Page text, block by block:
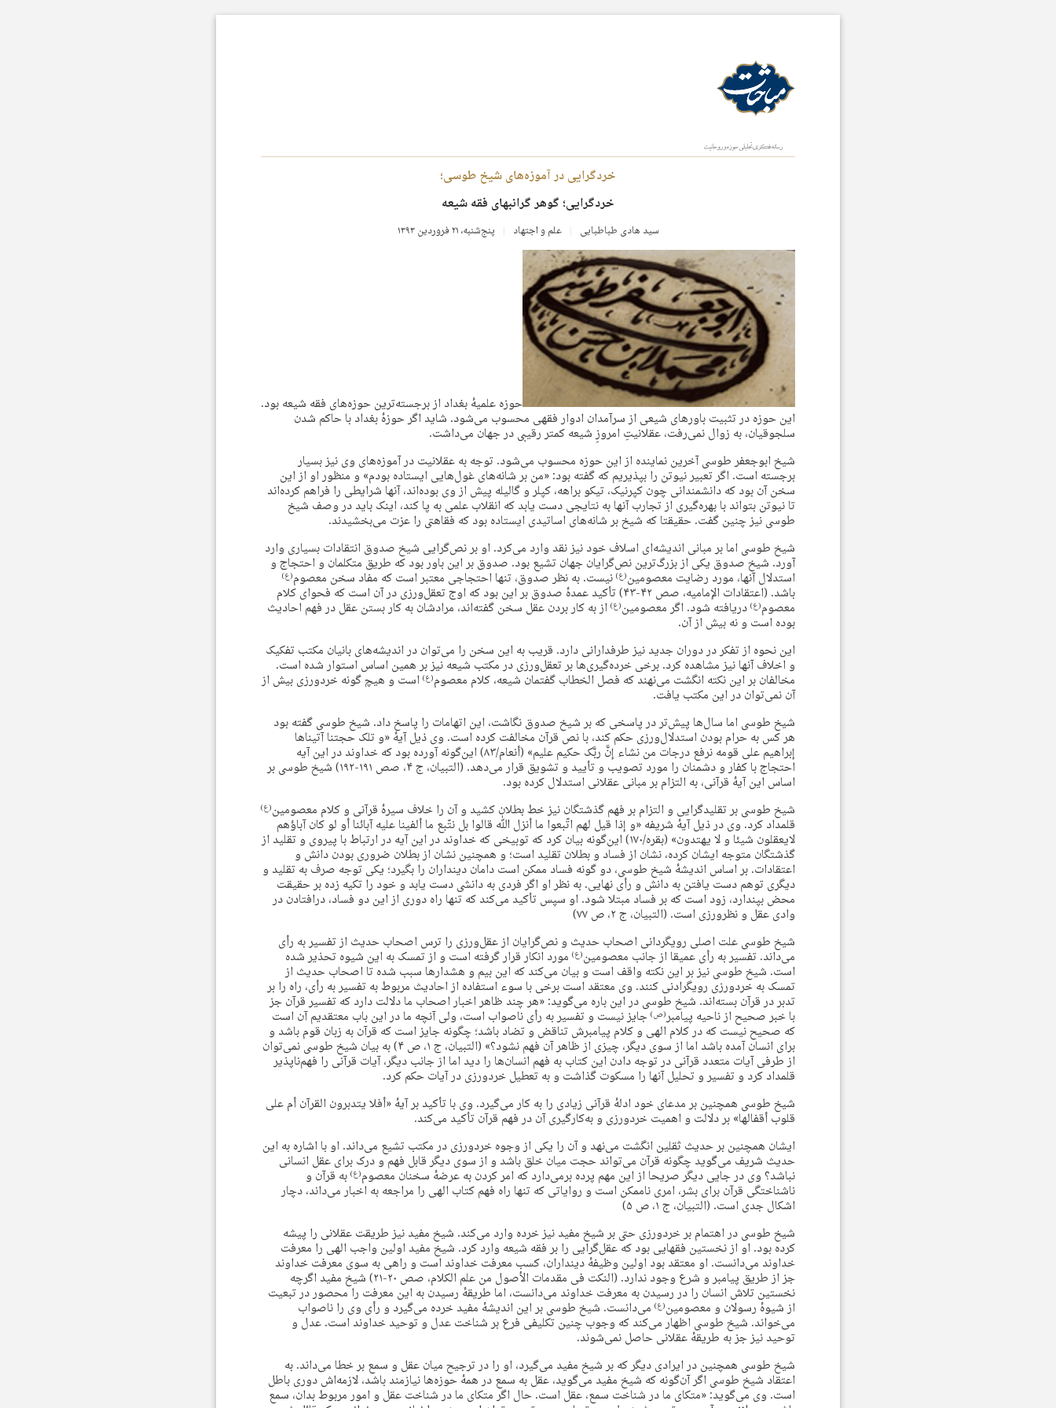
خردگرایی در آموزه‌های شیخ طوسی؛
خردگرایی؛ گوهر گرانبهای فقه شیعه
سید هادی طباطبایی علم و اجتهاد پنج‌شنبه، ۲۱ فروردین ۱۳۹۳
حوزه علمیهٔ بغداد از برجسته‌ترین حوزه‌های فقه شیعه بود.
این حوزه در تثبیت باورهای شیعی از سرآمدان ادوار فقهی محسوب می‌شود. شاید اگر حوزهٔ بغداد با حاکم شدن
سلجوقیان، به زوال نمی‌رفت، عقلانیتِ امروزِ شیعه کمتر رقیبی در جهان می‌داشت.
شیخ ابوجعفر طوسی آخرین نماینده از این حوزه محسوب می‌شود. توجه به عقلانیت در آموزه‌های وی نیز بسیار
برجسته است. اگر تعبیر نیوتن را بپذیریم که گفته بود: «من بر شانه‌های غول‌هایی ایستاده بودم» و منظور او از این
سخن آن بود که دانشمندانی چون کپرنیک، تیکو براهه، کپلر و گالیله پیش از وی بوده‌اند، آنها شرایطی را فراهم کرده‌اند
تا نیوتن بتواند با بهره‌گیری از تجارب آنها به نتایجی دست یابد که انقلاب علمی به پا کند، اینک باید در وصف شیخ
طوسی نیز چنین گفت. حقیقتا که شیخ بر شانه‌های اساتیدی ایستاده بود که فقاهتی را عزت می‌بخشیدند.
شیخ طوسی اما بر مبانی اندیشه‌ای اسلاف خود نیز نقد وارد می‌کرد. او بر نص‌گرایی شیخ صدوق انتقادات بسیاری وارد
آورد. شیخ صدوق یکی از بزرگ‌ترین نص‌گرایان جهان تشیع بود. صدوق بر این باور بود که طریق متکلمان و احتجاج و
استدلال آنها، مورد رضایت معصومین(ع)نیست. به نظر صدوق، تنها احتجاجی معتبر است که مفاد سخن معصوم(ع)
باشد. (اعتقادات الإمامیه، صص ۴۲-۴۳) تأکید عمدهٔ صدوق بر این بود که اوج تعقل‌ورزی در آن است که فحوای کلام
معصوم(ع)دریافته شود. اگر معصومین(ع)از به کار بردن عقل سخن گفته‌اند، مرادشان به کار بستن عقل در فهم احادیث
بوده است و نه بیش از آن.
این نحوه از تفکر در دوران جدید نیز طرفدارانی دارد. قریب به این سخن را می‌توان در اندیشه‌های بانیان مکتب تفکیک
و اخلاف آنها نیز مشاهده کرد. برخی خرده‌گیری‌ها بر تعقل‌ورزی در مکتب شیعه نیز بر همین اساس استوار شده است.
مخالفان بر این نکته انگشت می‌نهند که فصل الخطاب گفتمان شیعه، کلام معصوم(ع)است و هیچ گونه خردورزی بیش از
آن نمی‌توان در این مکتب یافت.
شیخ طوسی اما سال‌ها پیش‌تر در پاسخی که بر شیخ صدوق نگاشت، این اتهامات را پاسخ داد. شیخ طوسی گفته بود
هر کس به حرام بودن استدلال‌ورزی حکم کند، با نص قرآن مخالفت کرده است. وی ذیل آیهٔ «و تلک حجتنا آتیناها
إبراهیم علی قومه نرفع درجات من نشاء إنَّ ربَّک حکیم علیم» (أنعام/۸۳) این‌گونه آورده بود که خداوند در این آیه
احتجاج با کفار و دشمنان را مورد تصویب و تأیید و تشویق قرار می‌دهد. (التبیان، ج ۴، صص ۱۹۱-۱۹۲) شیخ طوسی بر
اساس این آیهٔ قرآنی، به التزام بر مبانی عقلانی استدلال کرده بود.
شیخ طوسی بر تقلیدگرایی و التزام بر فهم گذشتگان نیز خط بطلان کشید و آن را خلاف سیرهٔ قرآنی و کلام معصومین(ع)
قلمداد کرد. وی در ذیل آیهٔ شریفه «و إذا قیل لهم اتّبعوا ما أنزل ﷲ قالوا بل نتّبع ما ألفینا علیه آبائنا أو لو کان آباؤهم
لایعقلون شیئا و لا یهتدون» (بقره/۱۷۰) این‌گونه بیان کرد که توبیخی که خداوند در این آیه در ارتباط با پیروی و تقلید از
گذشتگان متوجه ایشان کرده، نشان از فساد و بطلان تقلید است؛ و همچنین نشان از بطلان ضروری بودن دانش و
اعتقادات. بر اساس اندیشهٔ شیخ طوسی، دو گونه فساد ممکن است دامان دینداران را بگیرد؛ یکی توجه صرف به تقلید و
دیگری توهم دست یافتن به دانش و رأی نهایی. به نظر او اگر فردی به دانشی دست یابد و خود را تکیه زده بر حقیقت
محض بپندارد، زود است که بر فساد مبتلا شود. او سپس تأکید می‌کند که تنها راه دوری از این دو فساد، درافتادن در
وادی عقل و نظرورزی است. (التبیان، ج ۲، ص ۷۷)
شیخ طوسی علت اصلی رویگردانی اصحاب حدیث و نص‌گرایان از عقل‌ورزی را ترس اصحاب حدیث از تفسیر به رأی
می‌داند. تفسیر به رأی عمیقا از جانب معصومین(ع)مورد انکار قرار گرفته است و از تمسک به این شیوه تحذیر شده
است. شیخ طوسی نیز بر این نکته واقف است و بیان می‌کند که این بیم و هشدارها سبب شده تا اصحاب حدیث از
تمسک به خردورزی رویگرادنی کنند. وی معتقد است برخی با سوء استفاده از احادیث مربوط به تفسیر به رأی، راه را بر
تدبر در قرآن بسته‌اند. شیخ طوسی در این باره می‌گوید: «هر چند ظاهر اخبار اصحاب ما دلالت دارد که تفسیر قرآن جز
با خبر صحیح از ناحیه پیامبر(ص)جایز نیست و تفسیر به رأی ناصواب است، ولی آنچه ما در این باب معتقدیم آن است
که صحیح نیست که در کلام الهی و کلام پیامبرش تناقض و تضاد باشد؛ چگونه جایز است که قرآن به زبان قوم باشد و
برای انسان آمده باشد اما از سوی دیگر، چیزی از ظاهر آن فهم نشود؟» (التبیان، ج ۱، ص ۴) به بیان شیخ طوسی نمی‌توان
از طرفی آیات متعدد قرآنی در توجه دادن این کتاب به فهم انسان‌ها را دید اما از جانب دیگر، آیات قرآنی را فهم‌ناپذیر
قلمداد کرد و تفسیر و تحلیل آنها را مسکوت گذاشت و به تعطیل خردورزی در آیات حکم کرد.
شیخ طوسی همچنین بر مدعای خود ادلهٔ قرآنی زیادی را به کار می‌گیرد. وی با تأکید بر آیهٔ «أفلا یتدبرون القرآن أم علی
قلوب أقفالها» بر دلالت و اهمیت خردورزی و به‌کارگیری آن در فهم قرآن تأکید می‌کند.
ایشان همچنین بر حدیث ثقلین انگشت می‌نهد و آن را یکی از وجوه خردورزی در مکتب تشیع می‌داند. او با اشاره به این
حدیث شریف می‌گوید چگونه قرآن می‌تواند حجت میان خلق باشد و از سوی دیگر قابل فهم و درک برای عقل انسانی
نباشد؟ وی در جایی دیگر صریحا از این مهم پرده برمی‌دارد که امر کردن به عرضهٔ سخنان معصوم(ع)به قرآن و
ناشناختگی قرآن برای بشر، امری ناممکن است و روایاتی که تنها راه فهم کتاب الهی را مراجعه به اخبار می‌داند، دچار
اشکال جدی است. (التبیان، ج ۱، ص ۵)
شیخ طوسی در اهتمام بر خردورزی حتی بر شیخ مفید نیز خرده وارد می‌کند. شیخ مفید نیز طریقت عقلانی را پیشه
کرده بود. او از نخستین فقهایی بود که عقل‌گرایی را بر فقه شیعه وارد کرد. شیخ مفید اولین واجب الهی را معرفت
خداوند می‌دانست. او معتقد بود اولین وظیفهٔ دینداران، کسب معرفت خداوند است و راهی به سوی معرفت خداوند
جز از طریق پیامبر و شرع وجود ندارد. (النکت فی مقدمات الأصول من علم الکلام، صص ۲۰-۲۱) شیخ مفید اگرچه
نخستین تلاش انسان را در رسیدن به معرفت خداوند می‌دانست، اما طریقهٔ رسیدن به این معرفت را محصور در تبعیت
از شیوهٔ رسولان و معصومین(ع)می‌دانست. شیخ طوسی بر این اندیشهٔ مفید خرده می‌گیرد و رأی وی را ناصواب
می‌خواند. شیخ طوسی اظهار می‌کند که وجوب چنین تکلیفی فرع بر شناخت عدل و توحید خداوند است. عدل و
توحید نیز جز به طریقهٔ عقلانی حاصل نمی‌شوند.
شیخ طوسی همچنین در ایرادی دیگر که بر شیخ مفید می‌گیرد، او را در ترجیح میان عقل و سمع بر خطا می‌داند. به
اعتقاد شیخ طوسی اگر آن‌گونه که شیخ مفید می‌گوید، عقل به سمع در همهٔ حوزه‌ها نیازمند باشد، لازمه‌اش دوری باطل
است. وی می‌گوید: «متکای ما در شناخت سمع، عقل است. حال اگر متکای ما در شناخت عقل و امور مربوط بدان، سمع